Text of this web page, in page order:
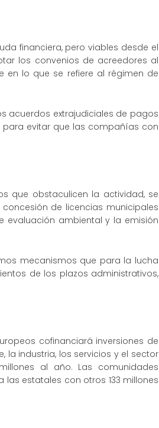
financiera, pero viables desde el
los convenios de acreedores al
en lo que se refiere al régimen de
acuerdos extrajudiciales de pagos
evitar que las compañías con
que obstaculicen la actividad, se
de licencias municipales
evaluación ambiental y la emisión
mecanismos que para la lucha
de los plazos administrativos,
cofinanciará inversiones de
la industria, los servicios y el sector
al año. Las comunidades
estatales con otros 133 millones